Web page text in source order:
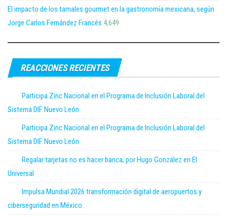
El impacto de los tamales gourmet en la gastronomía mexicana, según
Jorge Carlos Fernández Francés 4,649
REACCIONES RECIENTES
Participa Zinc Nacional en el Programa de Inclusión Laboral del
Sistema DIF Nuevo León
Participa Zinc Nacional en el Programa de Inclusión Laboral del
Sistema DIF Nuevo León
Regalar tarjetas no es hacer banca; por Hugo González en El
Universal
Impulsa Mundial 2026 transformación digital de aeropuertos y
ciberseguridad en México